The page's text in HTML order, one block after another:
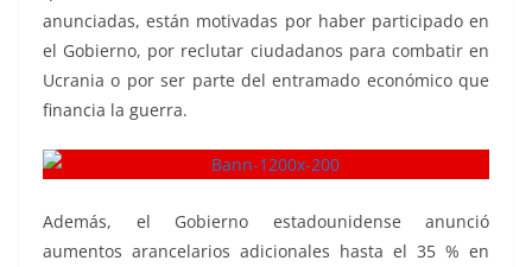
anunciadas, están motivadas por haber participado en
el Gobierno, por reclutar ciudadanos para combatir en
Ucrania o por ser parte del entramado económico que
financia la guerra.
Además, el Gobierno estadounidense anunció
aumentos arancelarios adicionales hasta el 35 % en